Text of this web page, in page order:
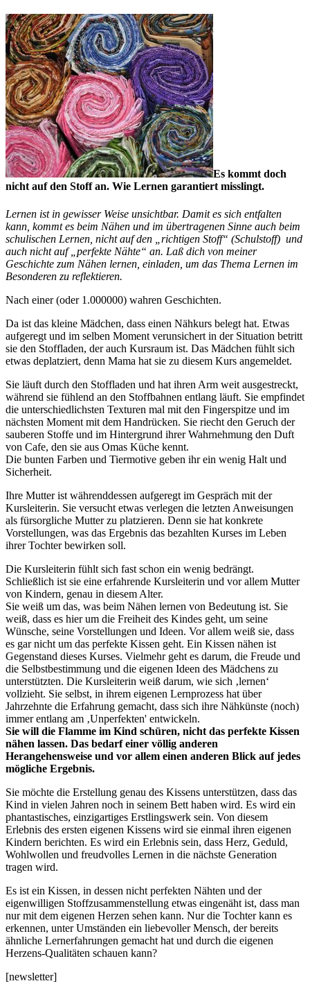
Es kommt doch
nicht auf den Stoff an. Wie Lernen garantiert misslingt.
Lernen ist in gewisser Weise unsichtbar. Damit es sich entfalten
kann, kommt es beim Nähen und im übertragenen Sinne auch beim
schulischen Lernen, nicht auf den „richtigen Stoff“ (Schulstoff) und
auch nicht auf „perfekte Nähte“ an. Laß dich von meiner
Geschichte zum Nähen lernen, einladen, um das Thema Lernen im
Besonderen zu reflektieren.
Nach einer (oder 1.000000) wahren Geschichten.
Da ist das kleine Mädchen, dass einen Nähkurs belegt hat. Etwas
aufgeregt und im selben Moment verunsichert in der Situation betritt
sie den Stoffladen, der auch Kursraum ist. Das Mädchen fühlt sich
etwas deplatziert, denn Mama hat sie zu diesem Kurs angemeldet.
Sie läuft durch den Stoffladen und hat ihren Arm weit ausgestreckt,
während sie fühlend an den Stoffbahnen entlang läuft. Sie empfindet
die unterschiedlichsten Texturen mal mit den Fingerspitze und im
nächsten Moment mit dem Handrücken. Sie riecht den Geruch der
sauberen Stoffe und im Hintergrund ihrer Wahrnehmung den Duft
von Cafe, den sie aus Omas Küche kennt.
Die bunten Farben und Tiermotive geben ihr ein wenig Halt und
Sicherheit.
Ihre Mutter ist währenddessen aufgeregt im Gespräch mit der
Kursleiterin. Sie versucht etwas verlegen die letzten Anweisungen
als fürsorgliche Mutter zu platzieren. Denn sie hat konkrete
Vorstellungen, was das Ergebnis das bezahlten Kurses im Leben
ihrer Tochter bewirken soll.
Die Kursleiterin fühlt sich fast schon ein wenig bedrängt.
Schließlich ist sie eine erfahrende Kursleiterin und vor allem Mutter
von Kindern, genau in diesem Alter.
Sie weiß um das, was beim Nähen lernen von Bedeutung ist. Sie
weiß, dass es hier um die Freiheit des Kindes geht, um seine
Wünsche, seine Vorstellungen und Ideen. Vor allem weiß sie, dass
es gar nicht um das perfekte Kissen geht. Ein Kissen nähen ist
Gegenstand dieses Kurses. Vielmehr geht es darum, die Freude und
die Selbstbestimmung und die eigenen Ideen des Mädchens zu
unterstützten. Die Kursleiterin weiß darum, wie sich ‚lernen‘
vollzieht. Sie selbst, in ihrem eigenen Lernprozess hat über
Jahrzehnte die Erfahrung gemacht, dass sich ihre Nähkünste (noch)
immer entlang am ‚Unperfekten' entwickeln.
Sie will die Flamme im Kind schüren, nicht das perfekte Kissen
nähen lassen. Das bedarf einer völlig anderen
Herangehensweise und vor allem einen anderen Blick auf jedes
mögliche Ergebnis.
Sie möchte die Erstellung genau des Kissens unterstützen, dass das
Kind in vielen Jahren noch in seinem Bett haben wird. Es wird ein
phantastisches, einzigartiges Erstlingswerk sein. Von diesem
Erlebnis des ersten eigenen Kissens wird sie einmal ihren eigenen
Kindern berichten. Es wird ein Erlebnis sein, dass Herz, Geduld,
Wohlwollen und freudvolles Lernen in die nächste Generation
tragen wird.
Es ist ein Kissen, in dessen nicht perfekten Nähten und der
eigenwilligen Stoffzusammenstellung etwas eingenäht ist, dass man
nur mit dem eigenen Herzen sehen kann. Nur die Tochter kann es
erkennen, unter Umständen ein liebevoller Mensch, der bereits
ähnliche Lernerfahrungen gemacht hat und durch die eigenen
Herzens-Qualitäten schauen kann?
[newsletter]